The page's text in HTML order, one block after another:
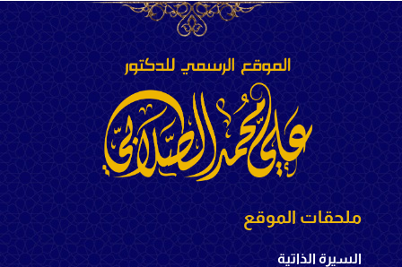
ملحقات الموقع
السيرة الذاتية